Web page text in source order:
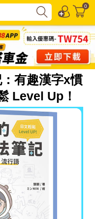
0
有趣漢字x慣
Level Up！